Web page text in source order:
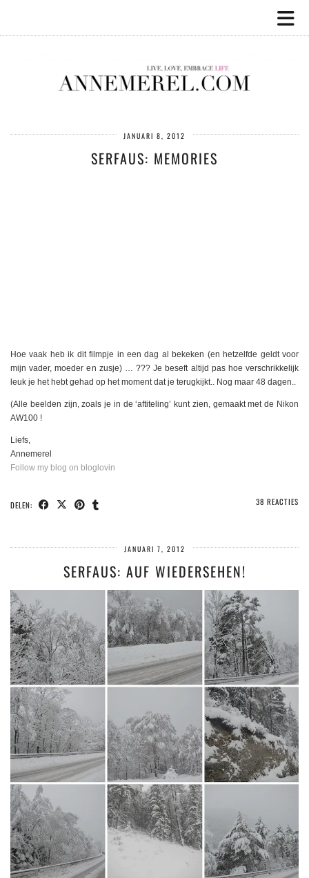
JANUARI 8, 2012
SERFAUS: MEMORIES
Hoe vaak heb ik dit filmpje in een dag al bekeken (en hetzelfde geldt voor
mijn vader, moeder en zusje) … ??? Je beseft altijd pas hoe verschrikkelijk
leuk je het hebt gehad op het moment dat je terugkijkt.. Nog maar 48 dagen..
(Alle beelden zijn, zoals je in de ‘aftiteling’ kunt zien, gemaakt met de Nikon
AW100 !
Liefs,
Annemerel
Follow my blog on bloglovin
DELEN: 38 REACTIES
JANUARI 7, 2012
SERFAUS: AUF WIEDERSEHEN!